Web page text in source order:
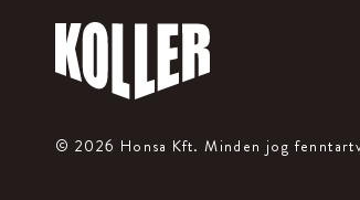
© 2026 Honsa Kft.Minden jog